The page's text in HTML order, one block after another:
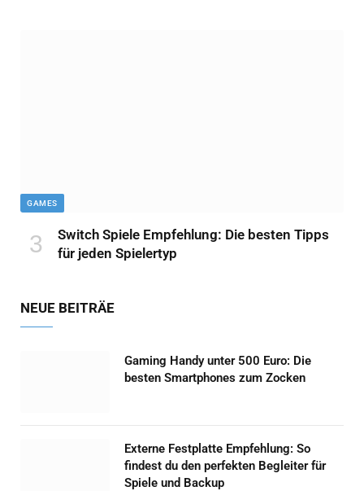
GAMES
Switch Spiele Empfehlung: Die besten Tipps
für jeden Spielertyp
NEUE BEITRÄE
Gaming Handy unter 500 Euro: Die
besten Smartphones zum Zocken
Externe Festplatte Empfehlung: So
findest du den perfekten Begleiter für
Spiele und Backup